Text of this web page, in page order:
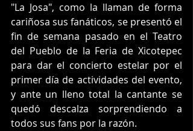
"La Josa", como la llaman de forma
cariñosa sus fanáticos, se presentó el
fin de semana pasado en el Teatro
del Pueblo de la Feria de Xicotepec
para dar el concierto estelar por el
primer día de actividades del evento,
y ante un lleno total la cantante se
quedó descalza sorprendiendo a
todos sus fans por la razón.